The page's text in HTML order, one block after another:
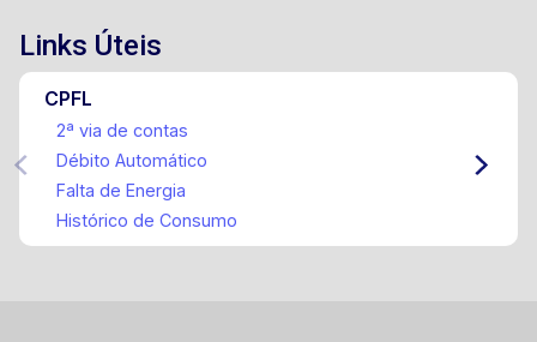
Links Úteis
CPFL
2ª via de contas
Débito Automático
Falta de Energia
Histórico de Consumo